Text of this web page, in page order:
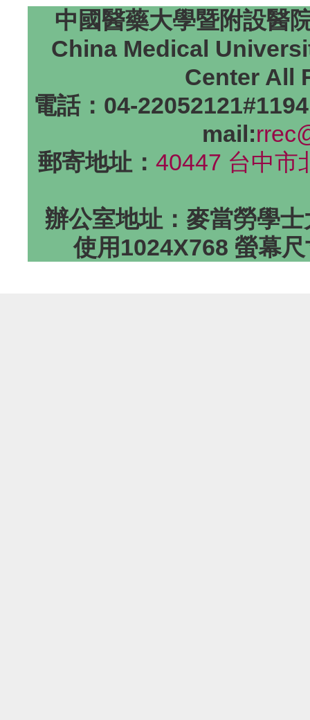
中國醫藥大學暨附設醫
China Medical
Center All
電話：04-
mail:
郵寄地址：40447 台中市
辦公室地址：麥當勞學
使用1024X768 螢幕